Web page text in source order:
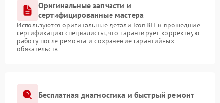
Оригинальные запчасти и
сертифицированные мастера
Используются оригинальные детали iconBIT и прошедшие
сертификацию специалисты, что гарантирует корректную
работу после ремонта и сохранение гарантийных
обязательств
Бесплатная диагностика и быстрый ремонт